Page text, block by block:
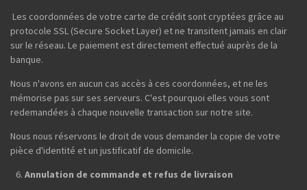
Les coordonnées de votre carte de crédit sont cryptées grâce au
protocole SSL (Secure Socket Layer) et ne transitent jamais en clair
sur le réseau. Le paiement est directement effectué auprès de la
banque.
Nous n'avons en aucun cas accès à ces coordonnées, et ne les
mémorise pas sur ses serveurs. C'est pourquoi elles vous sont
redemandées à chaque nouvelle transaction sur notre site.
Nous nous réservons le droit de vous demander la copie de votre
pièce d'identité et un justificatif de domicile.
Annulation de commande et refus de livraison